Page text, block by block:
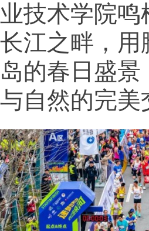
业技术学院鸣
长江之畔，用
岛的春日盛
与自然的完美